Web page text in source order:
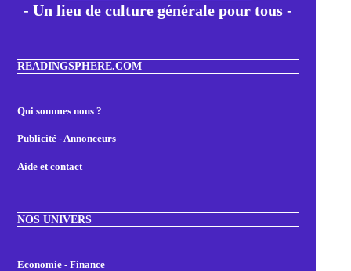
- Un lieu de culture générale pour tous -
READINGSPHERE.COM
Qui sommes nous ?
Publicité - Annonceurs
Aide et contact
NOS UNIVERS
Economie - Finance